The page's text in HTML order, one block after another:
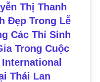
Thị Thanh
Đẹp Trong Lễ
Các Thí Sinh
Trong Cuộc
Thái Lan